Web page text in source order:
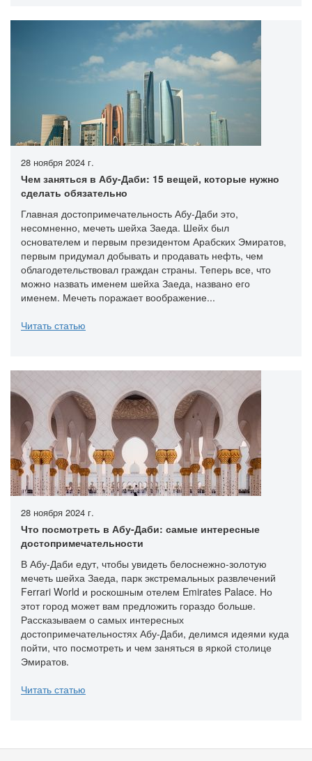
28 ноября 2024 г.
Чем заняться в Абу-Даби: 15 вещей, которые нужно
сделать обязательно
Главная достопримечательность Абу-Даби это,
несомненно, мечеть шейха Заеда. Шейх был
основателем и первым президентом Арабских Эмиратов,
первым придумал добывать и продавать нефть, чем
облагодетельствовал граждан страны. Теперь все, что
можно назвать именем шейха Заеда, названо его
именем. Мечеть поражает воображение...
Читать статью
28 ноября 2024 г.
Что посмотреть в Абу-Даби: самые интересные
достопримечательности
В Абу-Даби едут, чтобы увидеть белоснежно-золотую
мечеть шейха Заеда, парк экстремальных развлечений
Ferrari World и роскошным отелем Emirates Palace. Но
этот город может вам предложить гораздо больше.
Рассказываем о самых интересных
достопримечательностях Абу-Даби, делимся идеями куда
пойти, что посмотреть и чем заняться в яркой столице
Эмиратов.
Читать статью